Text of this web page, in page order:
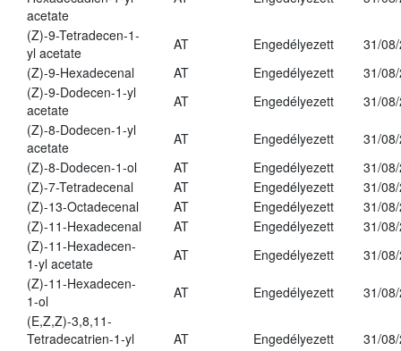
acetate
(Z)-9-Tetradecen-1-
yl acetate
AT Engedélyezett
31/
(Z)-9-Hexadecenal
AT Engedélyezett
31/
(Z)-9-Dodecen-1-yl
acetate
AT Engedélyezett
31/
(Z)-8-Dodecen-1-yl
acetate
AT Engedélyezett
31/
(Z)-8-Dodecen-1-ol
AT Engedélyezett
31/
(Z)-7-Tetradecenal
AT Engedélyezett
31/
(Z)-13-Octadecenal
AT Engedélyezett
31/
(Z)-11-Hexadecenal
AT Engedélyezett
31/
(Z)-11-Hexadecen-
1-yl acetate
AT Engedélyezett
31/
(Z)-11-Hexadecen-
1-ol
AT Engedélyezett
31/
(E,Z,Z)-3,8,11-
Tetradecatrien-1-yl
AT Engedélyezett 31/